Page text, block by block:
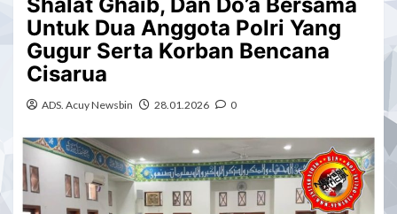
Untuk Dua Anggota Polri Yang
Gugur Serta Korban Bencana
Cisarua
ADS. Acuy Newsbin 28.01.2026 0